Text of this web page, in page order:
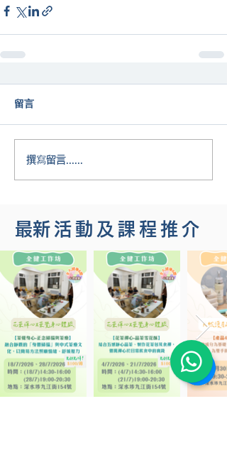
留言
撰寫留言......
​最新活動及課程推介